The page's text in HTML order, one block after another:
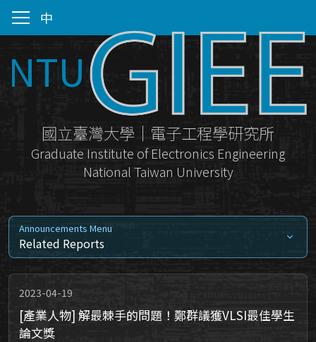
中
NTU
國立臺灣大學｜電子工程學研究所
Graduate Institute of Electronics Engineering
National Taiwan University
Announcements Menu
Related Reports
2023-04-19
[產業人物] 解最棘手的問題！鄭群議獲VLSI最佳學生
論文獎